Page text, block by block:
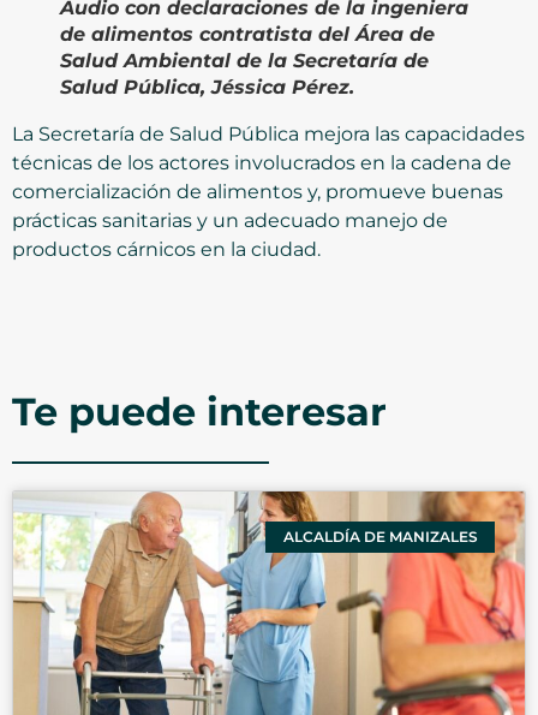
Audio con declaraciones de la ingeniera
de alimentos contratista del Área de
Salud Ambiental de la Secretaría de
Salud Pública, Jéssica Pérez.
La Secretaría de Salud Pública mejora las capacidades
técnicas de los actores involucrados en la cadena de
comercialización de alimentos y, promueve buenas
prácticas sanitarias y un adecuado manejo de
productos cárnicos en la ciudad.
Te puede interesar
ALCALDÍA DE MANIZALES